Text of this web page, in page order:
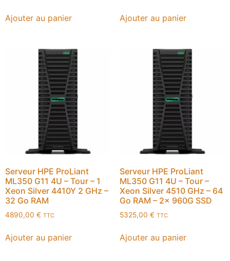
Ajouter au panier Ajouter au panier
Serveur HPE ProLiant
ML350 G11 4U – Tour – 1
Xeon Silver 4410Y 2 GHz –
32 Go RAM
4890,00 € TTC
Ajouter au panier
Serveur HPE ProLiant
ML350 G11 4U – Tour –
Xeon Silver 4510 GHz – 64
Go RAM – 2x 960G SSD
5325,00 € TTC
Ajouter au panier